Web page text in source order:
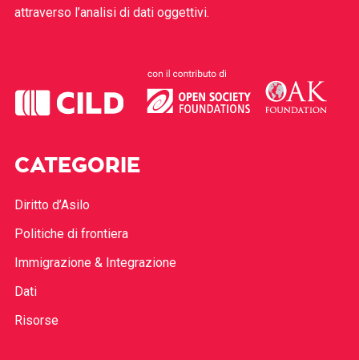
attraverso l’analisi di dati oggettivi.
CATEGORIE
Diritto d’Asilo
Politiche di frontiera
Immigrazione & Integrazione
Dati
Risorse